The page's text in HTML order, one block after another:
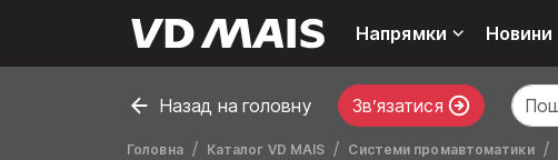
Напрямки Новини
Назад на головну Звʼязатися
Головна Каталог VD MAIS Системи промавтоматики